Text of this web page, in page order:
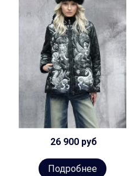
26 900 руб
Подробнее